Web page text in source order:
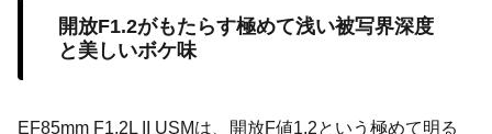
開放F1.2がもたらす極めて浅い被写界深度
と美しいボケ味
EF85mm F1.2L II USMは、開放F値1.2という極めて明る